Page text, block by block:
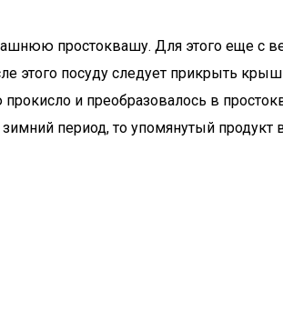
простоквашу. Для этого еще с
этого посуду следует прикрыть
и преобразовалось в
период, то упомянутый продукт